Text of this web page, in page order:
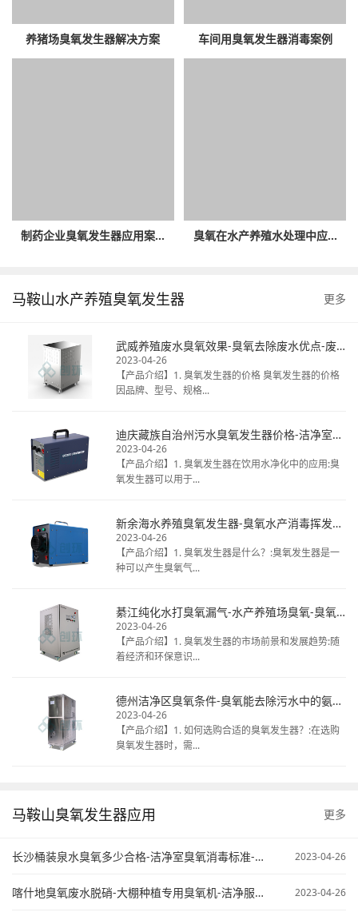
养猪场臭氧发生器解决方案 车间用臭氧发生器消毒案例
制药企业臭氧发生器应用案... 臭氧在水产养殖水处理中应...
马鞍山水产养殖臭氧发生器 更多
武威养殖废水臭氧效果-臭氧去除废水优点-废水臭氧消毒厂家
2023-04-26
【产品介绍】1. 臭氧发生器的价格 臭氧发生器的价格
因品牌、型号、规格...
迪庆藏族自治州污水臭氧发生器价格-洁净室臭氧消毒热线电话-揭秘桶装水臭氧
2023-04-26
【产品介绍】1. 臭氧发生器在饮用水净化中的应用:臭
氧发生器可以用于...
新余海水养殖臭氧发生器-臭氧水产消毒挥发时间-天然矿泉水臭氧毒
2023-04-26
【产品介绍】1. 臭氧发生器是什么？:臭氧发生器是一
种可以产生臭氧气...
綦江纯化水打臭氧漏气-水产养殖场臭氧-臭氧发生器清洗冷库
2023-04-26
【产品介绍】1. 臭氧发生器的市场前景和发展趋势:随
着经济和环保意识...
德州洁净区臭氧条件-臭氧能去除污水中的氨氮不-臭氧在污水处理中的应用
2023-04-26
【产品介绍】1. 如何选购合适的臭氧发生器？:在选购
臭氧发生器时，需...
马鞍山臭氧发生器应用 更多
长沙桶装泉水臭氧多少合格-洁净室臭氧消毒标准-臭氧污水处理原来 2023-04-26
喀什地臭氧废水脱硝-大棚种植专用臭氧机-洁净服臭氧灭菌 2023-04-26